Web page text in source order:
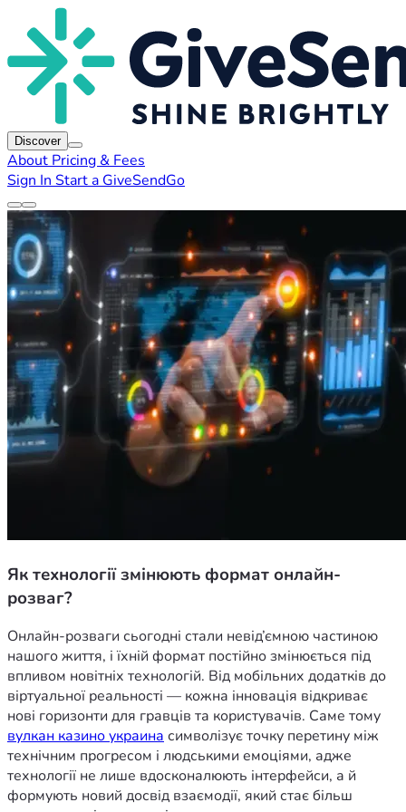
Discover
About Pricing & Fees
Sign In Start a GiveSendGo
Як технології змінюють формат онлайн-
розваг?
Онлайн-розваги сьогодні стали невід’ємною частиною
нашого життя, і їхній формат постійно змінюється під
впливом новітніх технологій. Від мобільних додатків до
віртуальної реальності — кожна інновація відкриває
вулкан казино украина символізує точку перетину між
технічним прогресом і людськими емоціями, адже
технології не лише вдосконалюють інтерфейси, а й
формують новий досвід взаємодії, який стає більш